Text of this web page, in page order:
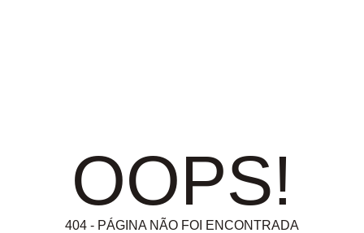
OOPS!
404 - PÁGINA NÃO FOI ENCONTRADA